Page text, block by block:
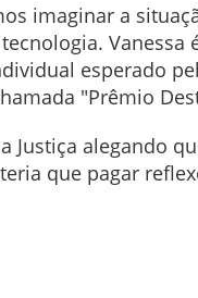
imaginar a
esperado
"Prêmio
Justiça alegando
que pagar